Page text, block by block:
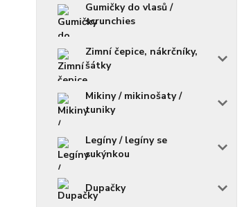
Gumičky do vlasů /
scrunchies
Zimní čepice, nákrčníky,
šátky
Mikiny / mikinošaty /
tuniky
Legíny / legíny se
sukýnkou
Dupačky